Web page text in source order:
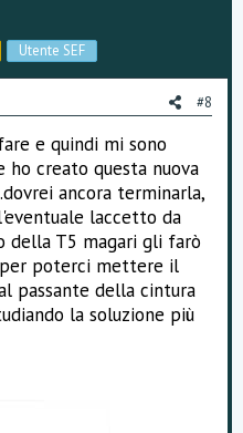
Utente SEF
#8
e quindi mi sono
ho creato questa nuova
ancora terminarla,
laccetto da
della T5 magari gli farò
poterci mettere il
passante della cintura
la soluzione più